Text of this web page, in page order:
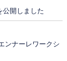
公開しました
ンナーレワークシ